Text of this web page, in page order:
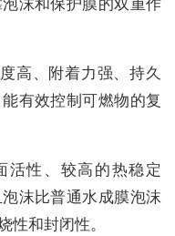
高、附着力强、持久
有效控制可燃物的复
活性、较高的热稳定
沫比普通水成膜泡沫
性和封闭性。